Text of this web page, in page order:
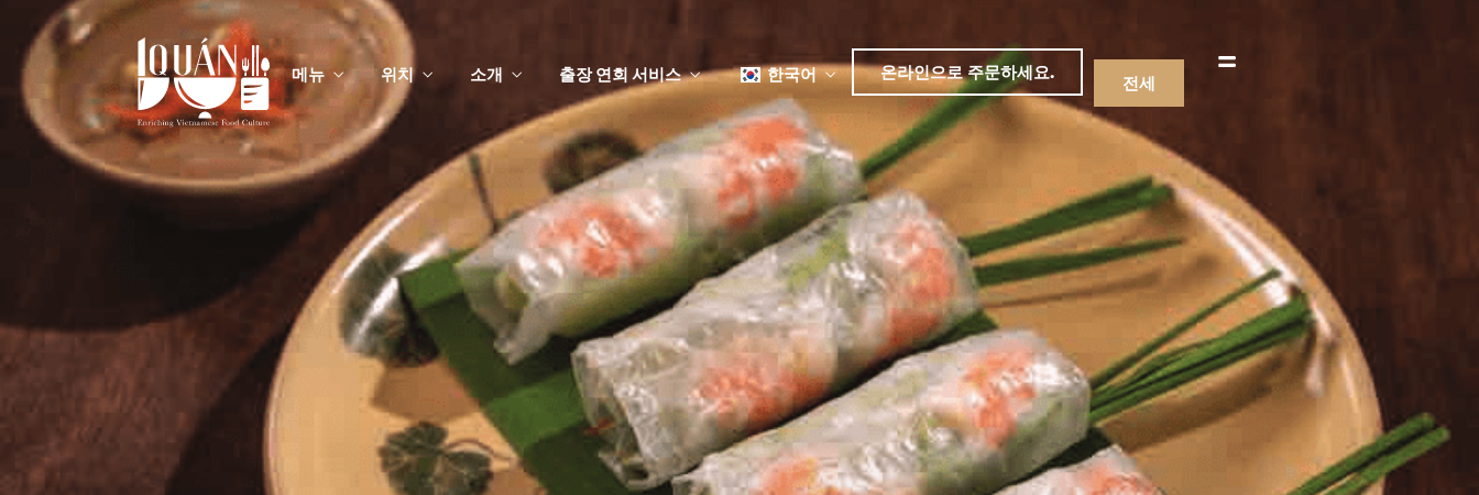
메뉴
메뉴
맞춤 메뉴
음료수
위치 소개 출장 연회 서비스 한국어
English
Tiếng Việt
日本語
简体中文
온라인으로 주문하세요. 전세
메뉴
맞춤 메뉴
음료수
简体中文